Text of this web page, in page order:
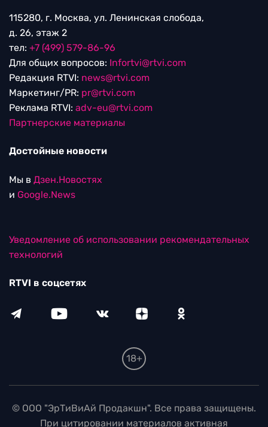
115280, г. Москва, ул. Ленинская слобода,
д. 26, этаж 2
тел: +7 (499) 579-86-96
Для общих вопросов: Infortvi@rtvi.com
Редакция RTVI: news@rtvi.com
Маркетинг/PR: pr@rtvi.com
Реклама RTVI: adv-eu@rtvi.com
Партнерские материалы
Достойные новости
Мы в Дзен.Новостях
и Google.News
Уведомление об использовании рекомендательных
технологий
RTVI в соцсетях
18+
© ООО "ЭрТиВиАй Продакшн". Все права защищены.
При цитировании материалов активная